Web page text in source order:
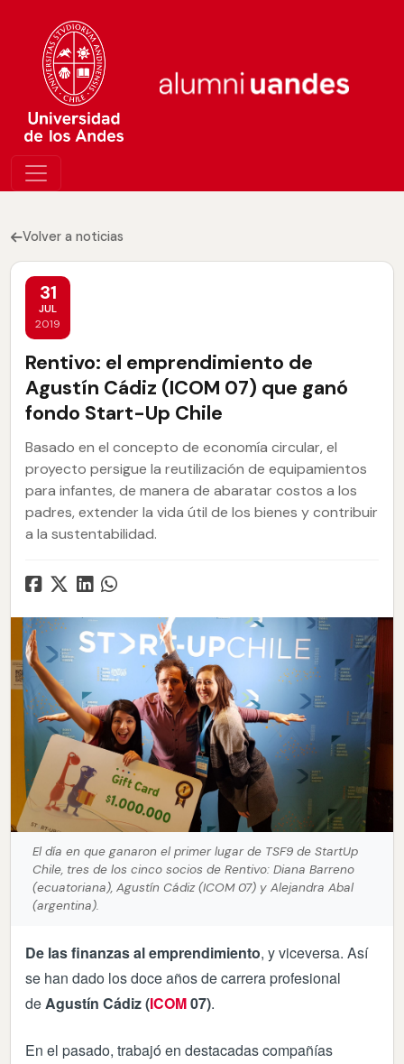
Volver a noticias
31
JUL
2019
Rentivo: el emprendimiento de
Agustín Cádiz (ICOM 07) que ganó
fondo Start-Up Chile
Basado en el concepto de economía circular, el
proyecto persigue la reutilización de equipamientos
para infantes, de manera de abaratar costos a los
padres, extender la vida útil de los bienes y contribuir
a la sustentabilidad.
El día en que ganaron el primer lugar de TSF9 de StartUp
Chile, tres de los cinco socios de Rentivo: Diana Barreno
(ecuatoriana), Agustín Cádiz (ICOM 07) y Alejandra Abal
(argentina).
De las finanzas al emprendimiento, y viceversa. Así
se han dado los doce años de carrera profesional
deAgustín Cádiz (ICOM07).
En el pasado, trabajó en destacadas compañías